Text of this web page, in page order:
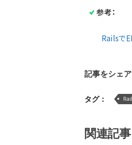
参考：
Railsで
記事をシェア
タグ：
関連記事